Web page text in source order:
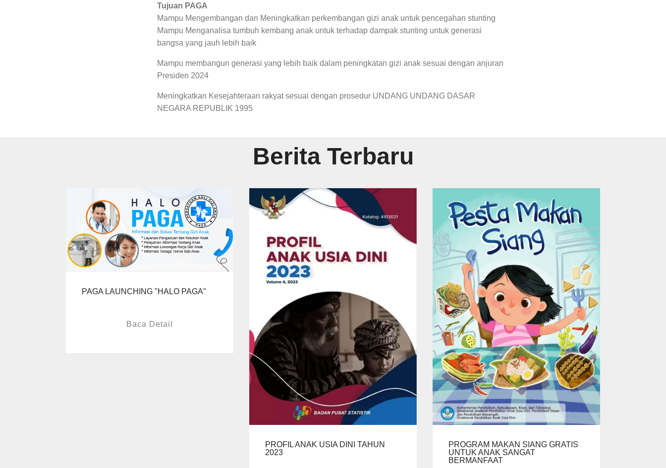
Tujuan PAGA
Mampu Mengembangan dan Meningkatkan perkembangan gizi anak untuk pencegahan stunting
Mampu Menganalisa tumbuh kembang anak untuk terhadap dampak stunting untuk generasi
bangsa yang jauh lebih baik
Mampu membangun generasi yang lebih baik dalam peningkatan gizi anak sesuai dengan anjuran
Presiden 2024
Meningkatkan Kesejahteraan rakyat sesuai dengan prosedur UNDANG UNDANG DASAR
NEGARA REPUBLIK 1995
Berita Terbaru
PAGA LAUNCHING "HALO PAGA"
Baca Detail
PROFIL ANAK USIA DINI TAHUN
2023
PROGRAM MAKAN SIANG GRATIS
UNTUK ANAK SANGAT
BERMANFAAT